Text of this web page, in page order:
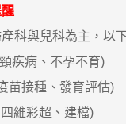
與兒科為主，以下
疾病、不孕不育)
接種、發育評估)
維彩超、建檔)